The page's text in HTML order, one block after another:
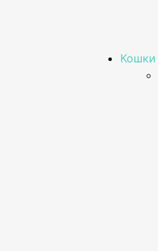
Кошки